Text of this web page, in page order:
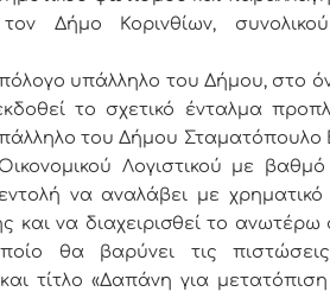
Δήμο Κορινθίων,
υπάλληλο του Δήμου, στο
το σχετικό ένταλμα
του Δήμου Σταματόπουλο
Λογιστικού με βαθμό
να αναλάβει με
και να διαχειρισθεί το ανωτέρω
θα βαρύνει τις
και τίτλο «Δαπάνη για